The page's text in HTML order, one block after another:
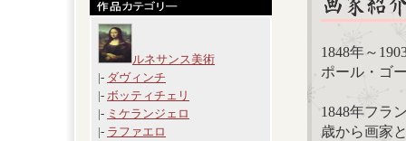
ルネサンス美術
|- ダヴィンチ
|- ボッティチェリ
|- ミケランジェロ
|- ラファエロ
1848年～
ポール・ゴ
1848年フラ
歳から画家